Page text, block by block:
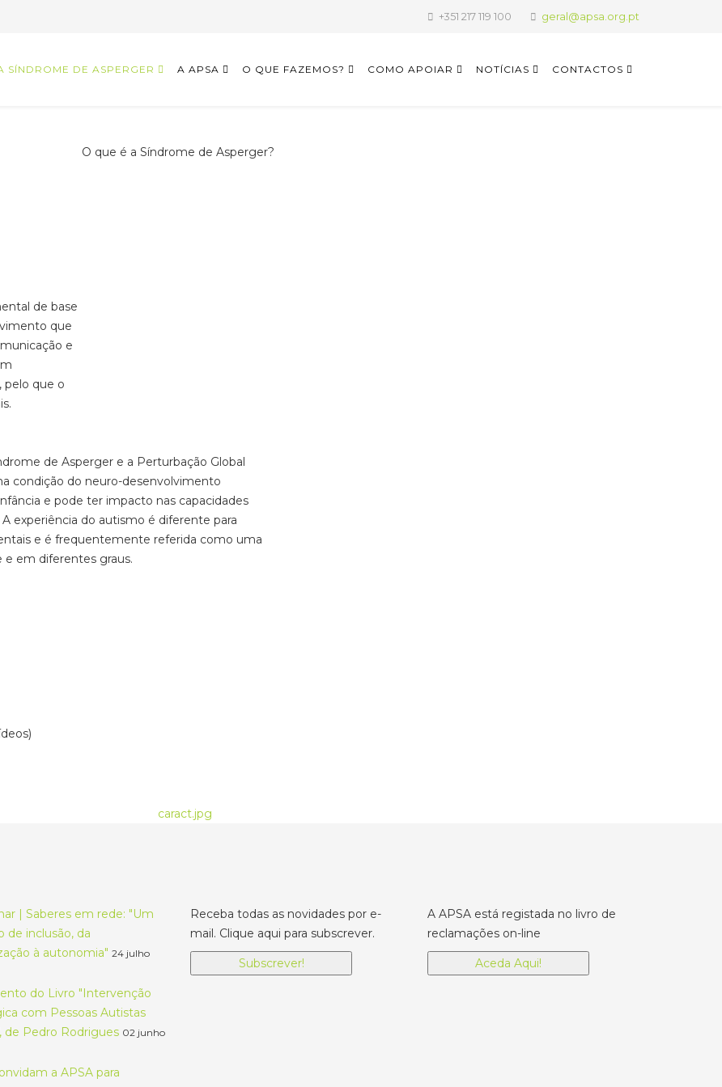
+351 217 119 100 geral@apsa.org.pt
SÍNDROME DE ASPERGER A APSA O QUE FAZEMOS? COMO APOIAR NOTÍCIAS CONTACTOS
O que é a Síndrome de Asperger?
de base
que
e
pelo que o
de Asperger e a Perturbação Global
condição do neuro-desenvolvimento
e pode ter impacto nas capacidades
experiência do autismo é diferente para
e é frequentemente referida como uma
e em diferentes graus.
| Saberes em rede: "Um
de inclusão, da
à autonomia" 24 julho
do Livro "Intervenção
com Pessoas Autistas
de Pedro Rodrigues 02 junho
a APSA para
Receba todas as novidades por e-
mail. Clique aqui para subscrever.
Subscrever!
A APSA está registada no livro de
reclamações on-line
Aceda Aqui!